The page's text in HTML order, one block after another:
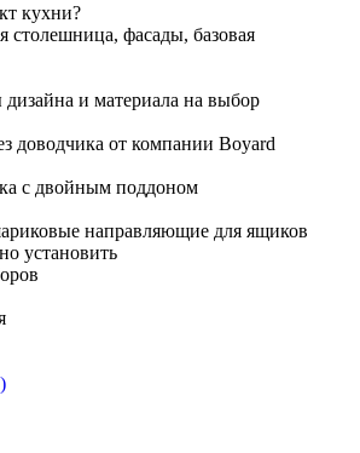
кухни?
столешница, фасады, базовая
и материала на выбор
доводчика от компании Boyard
с двойным поддоном
направляющие для ящиков
установить